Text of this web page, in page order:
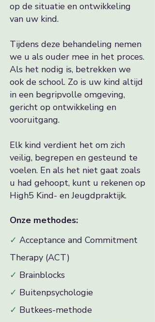
op de situatie en ontwikkeling
van uw kind.
Tijdens deze behandeling nemen
we u als ouder mee in het proces.
Als het nodig is, betrekken we
ook de school. Zo is uw kind altijd
in een begripvolle omgeving,
gericht op ontwikkeling en
vooruitgang.
Elk kind verdient het om zich
veilig, begrepen en gesteund te
voelen. En als het niet gaat zoals
u had gehoopt, kunt u rekenen op
High5 Kind- en Jeugdpraktijk.
Onze methodes:
✓ Acceptance and Commitment
Therapy (ACT)
✓ Brainblocks
✓ Buitenpsychologie
✓ Butkees-methode